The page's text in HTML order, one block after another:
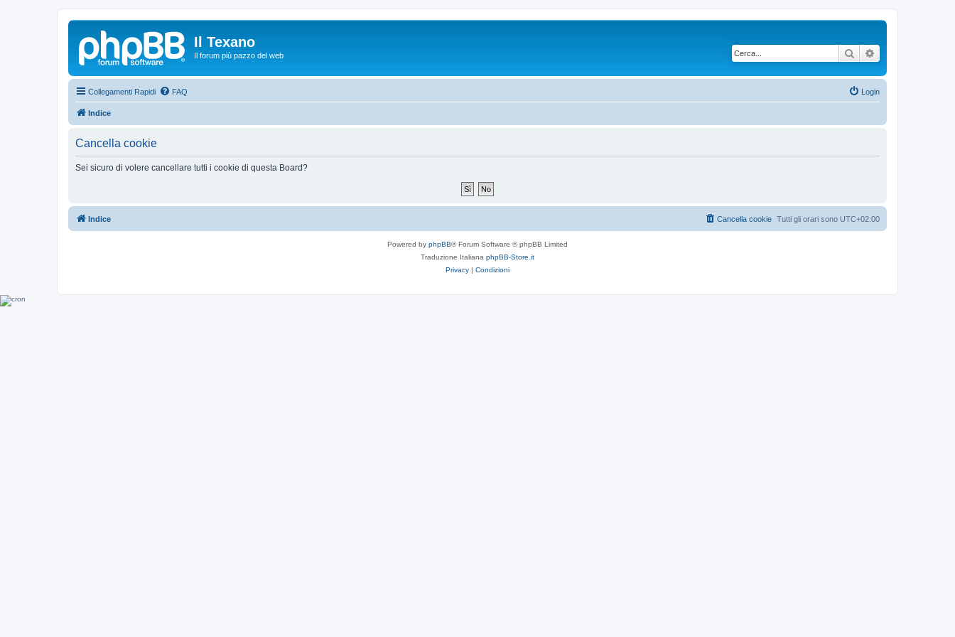
Il Texano
Il forum più pazzo del web Cerca
Collegamenti Rapidi FAQ Login
Indice
Cancella cookie
Sei sicuro di volere cancellare tutti i cookie di questa Board?
Indice Tutti gli orari sono UTC+02:00
Cancella cookie
Powered by phpBB® Forum Software © phpBB Limited
Traduzione Italiana phpBB-Store.it
Privacy | Condizioni